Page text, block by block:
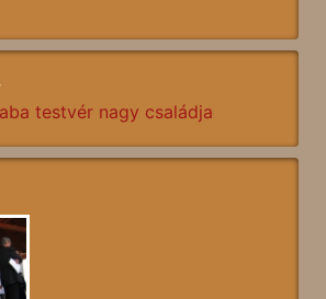
testvér nagy családja